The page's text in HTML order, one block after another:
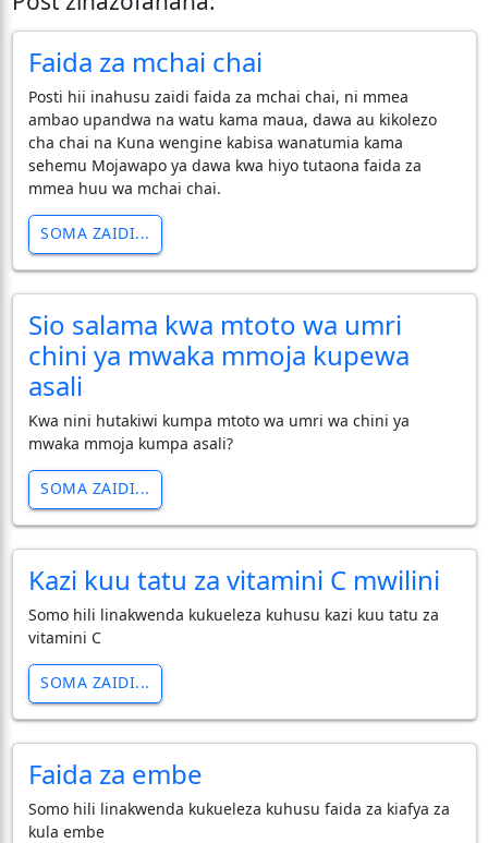
Faida za mchai chai
Posti hii inahusu zaidi faida za mchai chai, ni mmea
ambao upandwa na watu kama maua, dawa au kikolezo
cha chai na Kuna wengine kabisa wanatumia kama
sehemu Mojawapo ya dawa kwa hiyo tutaona faida za
mmea huu wa mchai chai.
SOMA ZAIDI...
Sio salama kwa mtoto wa umri
chini ya mwaka mmoja kupewa
asali
Kwa nini hutakiwi kumpa mtoto wa umri wa chini ya
mwaka mmoja kumpa asali?
SOMA ZAIDI...
Kazi kuu tatu za vitamini C mwilini
Somo hili linakwenda kukueleza kuhusu kazi kuu tatu za
vitamini C
SOMA ZAIDI...
Faida za embe
Somo hili linakwenda kukueleza kuhusu faida za kiafya za
kula embe